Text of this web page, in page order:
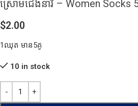
ស្រោមជើងនារី – Women Socks
$2.00
1ឈុត មាន5គូ
10 in stock